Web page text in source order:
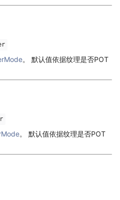
。 默认值依据纹理是否POT
。 默认值依据纹理是否POT